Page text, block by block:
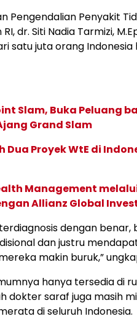
Pengendalian Penyakit
dr. Siti Nadia Tarmizi,
satu juta orang Indonesia
Slam, Buka Peluang
Grand Slam
Dua Proyek WtE di
Management
Allianz Global
dengan benar,
dan justru
makin buruk,”
hanya tersedia di
dokter saraf juga masih
di seluruh Indonesia.